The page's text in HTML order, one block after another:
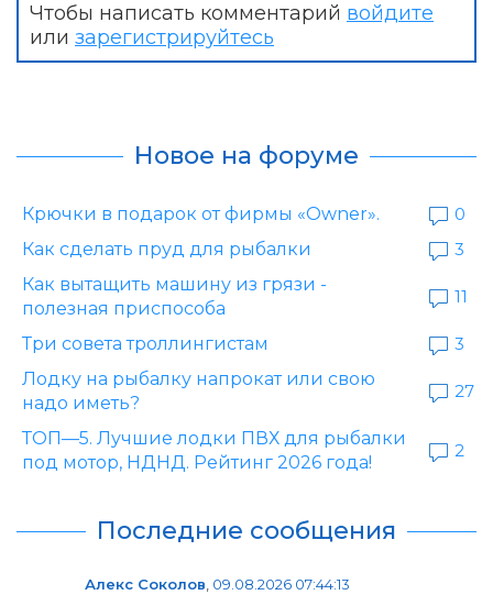
Чтобы написать комментарий войдите
или зарегистрируйтесь
Новое на форуме
Крючки в подарок от фирмы «Owner».
0
Как сделать пруд для рыбалки
3
Как вытащить машину из грязи -
полезная приспособа
11
Три совета троллингистам
3
Лодку на рыбалку напрокат или свою
надо иметь?
27
ТОП—5. Лучшие лодки ПВХ для рыбалки
под мотор, НДНД. Рейтинг 2026 года!
2
Последние сообщения
Алекс Соколов, 09.08.2026 07:44:13